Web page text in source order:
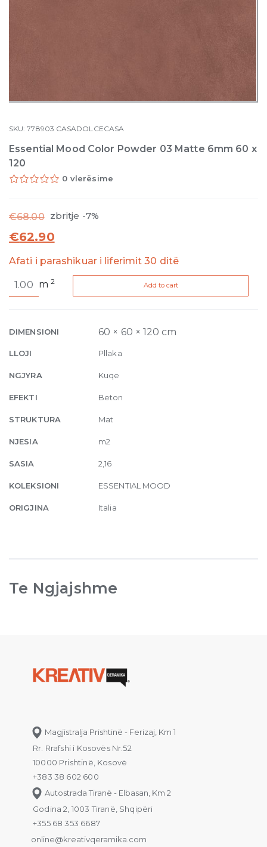
SKU:778903 CASADOLCECASA
Essential Mood Color Powder 03 Matte 6mm 60 x
120
0 vlerësime
€68.00 zbritje -7%
€62.90
Afati i parashikuar i liferimit 30 ditë
Mood
03
6mm
60
120
quantity
m2 Add to cart
DIMENSIONI 60 × 60 × 120 cm
LLOJI Pllaka
NGJYRA Kuqe
EFEKTI Beton
STRUKTURA Mat
NJESIA m2
SASIA 2,16
KOLEKSIONI ESSENTIAL MOOD
ORIGJINA Italia
Te Ngjajshme
Magjistralja Prishtinë - Ferizaj, Km 1
Rr. Rrafshi i Kosovës Nr.52
10000 Prishtinë, Kosovë
+383 38 602 600
Autostrada Tiranë - Elbasan, Km 2
Godina 2, 1003 Tiranë, Shqipëri
+355 68 353 6687
online@kreativqeramika.com